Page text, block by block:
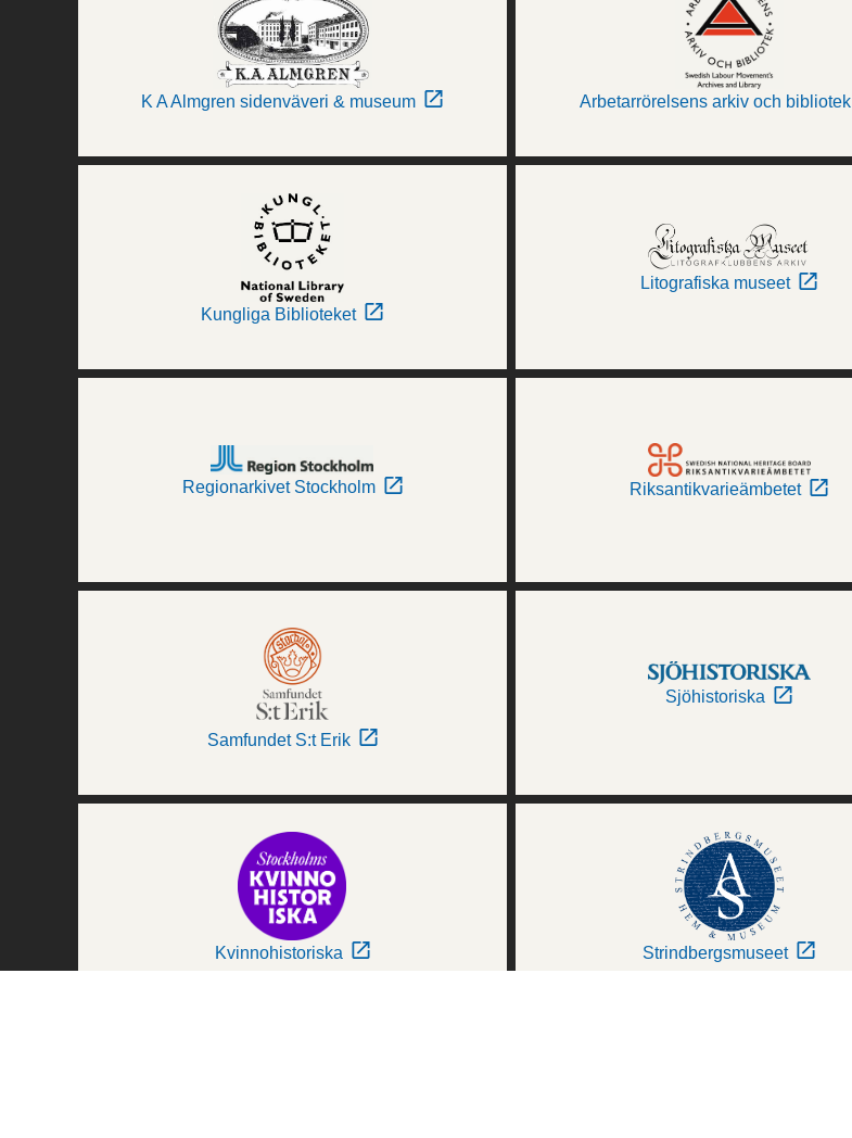
K A Almgren sidenväveri & museum Arbetarrörelsens arkiv och bibliotek
Kungliga Biblioteket
Litografiska museet
Regionarkivet Stockholm Riksantikvarieämbetet
Samfundet S:t Erik
Sjöhistoriska
Kvinnohistoriska Strindbergsmuseet